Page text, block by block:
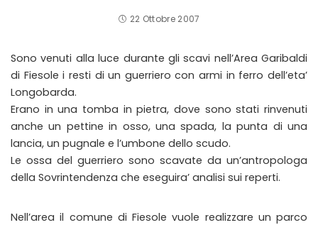
22 Ottobre 2007
Sono venuti alla luce durante gli scavi nell’Area Garibaldi
di Fiesole i resti di un guerriero con armi in ferro dell’eta’
Longobarda.
Erano in una tomba in pietra, dove sono stati rinvenuti
anche un pettine in osso, una spada, la punta di una
lancia, un pugnale e l’umbone dello scudo.
Le ossa del guerriero sono scavate da un’antropologa
della Sovrintendenza che eseguira’ analisi sui reperti.
Nell’area il comune di Fiesole vuole realizzare un parco